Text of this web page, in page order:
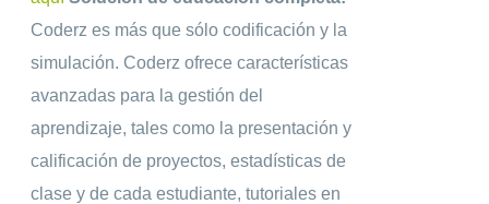
Coderz es más que sólo codificación y la
simulación. Coderz ofrece características
avanzadas para la gestión del
aprendizaje, tales como la presentación y
calificación de proyectos, estadísticas de
clase y de cada estudiante, tutoriales en